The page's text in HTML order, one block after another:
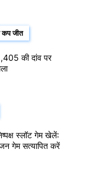
कप जीत
की दांव पर
स्लॉट गेम खेलें:
गेम सत्यापित करें